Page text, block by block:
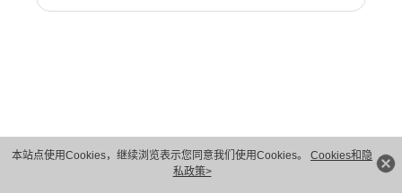
本站点使用Cookies，继续浏览表示您同意我们使用Cookies。 Cookies和隐
私政策>
版权所有 © 华为技术有限公司 1998-2026。 保留一切权利。粤A2-20044005号
隐私保护
法律声明